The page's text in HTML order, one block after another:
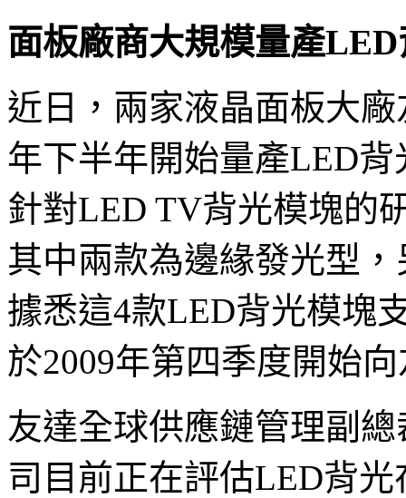
面板廠商大規模量產
近日，兩家液晶面板大
年下半年開始量產LED
針對LED TV背光模塊的
其中兩款為邊緣發光型
據悉這4款LED背光模塊
於2009年第四季度開始
友達全球供應鏈管理副
司目前正在評估LED背